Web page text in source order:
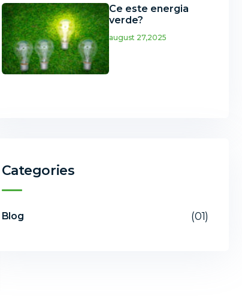
Ce este energia
verde?
august 27,2025
Categories
Blog (01)